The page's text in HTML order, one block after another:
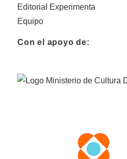
Editorial Experimenta
Equipo
Con el apoyo de: